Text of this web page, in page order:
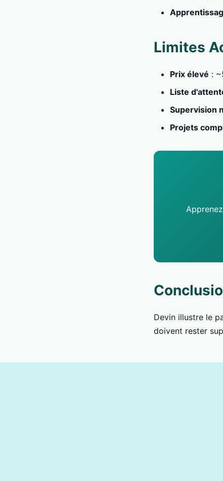
Limites
Prix élevé :
Liste
Supervision
Projets
Devin illustre le
doivent rester